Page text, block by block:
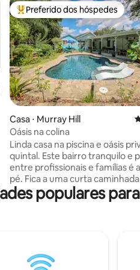
avaliação média de 5, 322
Entre os melhores preferidos
Preferido dos hóspedes
Casa ⋅ Murray Hill
Oásis na colina
Linda casa na piscina e oásis
quintal. Este bairro tranquilo e
entre profissionais e famílias é
pé. Fica a uma curta
muitos restaurantes, bares e
entretenimento. Esta casa inclui uma
paisagismo tropical e lagoa.
populares